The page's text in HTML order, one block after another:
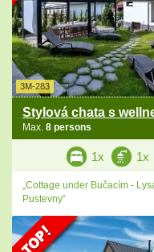
3M-283
Stylová chata s
Max. 8 persons
1x 1x
„Cottage under Bučacím -
Pustevny“